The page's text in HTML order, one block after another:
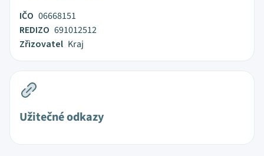
IČO 06668151
REDIZO 691012512
Zřizovatel Kraj
Užitečné odkazy